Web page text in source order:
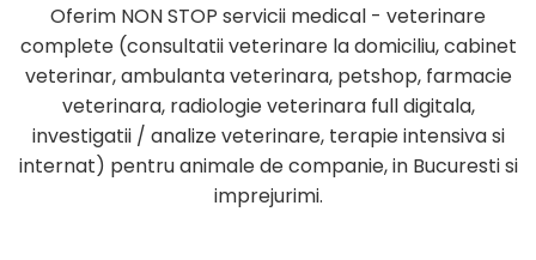
Oferim NON STOP servicii medical - veterinare
complete (consultatii veterinare la domiciliu, cabinet
veterinar, ambulanta veterinara, petshop, farmacie
veterinara, radiologie veterinara full digitala,
investigatii / analize veterinare, terapie intensiva si
internat) pentru animale de companie, in Bucuresti si
imprejurimi.